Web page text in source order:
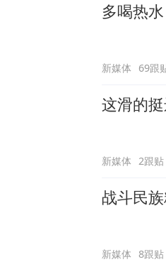
多喝热
新媒体 69跟
这滑的
新媒体 2跟贴
战斗民
新媒体 8跟贴